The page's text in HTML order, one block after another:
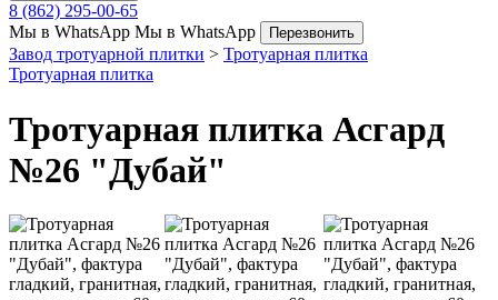
8 (862) 295-00-65
Мы в WhatsApp Мы в WhatsApp Перезвонить
Завод тротуарной плитки > Тротуарная плитка
Тротуарная плитка
Тротуарная плитка Асгард
№26 "Дубай"